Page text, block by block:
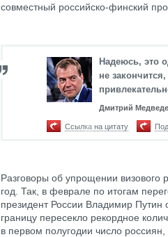
совместный российско-финский
Надеюсь, это
не
Дмитрий
Ссылка на цитату
Разговоры об упрощении
год. Так, в феврале по итогам
президент России Владимир Путин
границу пересекло рекордное
в первом полугодии число